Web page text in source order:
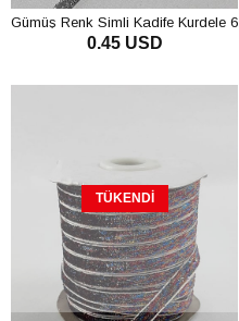
Gümüş Renk Simli Kadife Kurdele 6
mm
0.45 USD
TÜKENDI